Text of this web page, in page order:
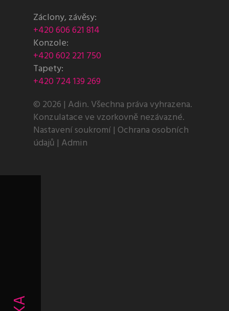
Záclony, závěsy:
+420 606 621 814
Konzole:
+420 602 221 750
Tapety:
+420 724 139 269
© 2026 | Adin. Všechna práva vyhrazena.
Konzulatace ve vzorkovně nezávazné.
Nastavení soukromí | Ochrana osobních
údajů | Admin